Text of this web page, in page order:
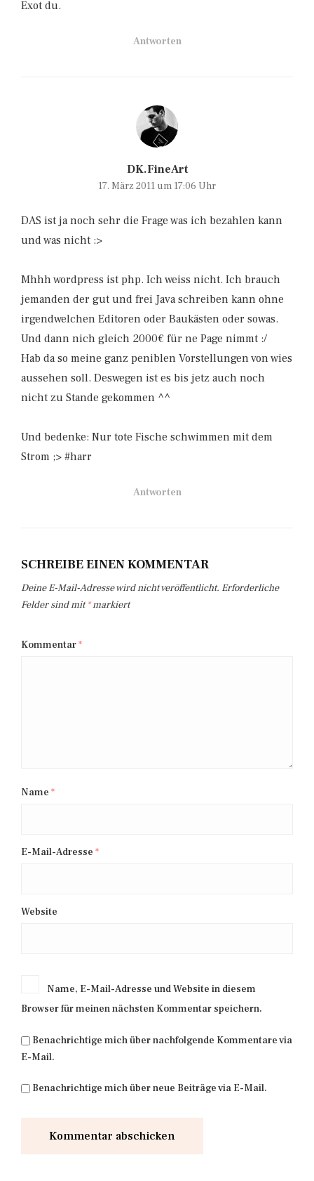
Exot du.
Antworten
DK.FineArt
17. März 2011 um 17:06 Uhr
DAS ist ja noch sehr die Frage was ich bezahlen kann
und was nicht :>
Mhhh wordpress ist php. Ich weiss nicht. Ich brauch
jemanden der gut und frei Java schreiben kann ohne
irgendwelchen Editoren oder Baukästen oder sowas.
Und dann nich gleich 2000€ für ne Page nimmt :/
Hab da so meine ganz peniblen Vorstellungen von wies
aussehen soll. Deswegen ist es bis jetz auch noch
nicht zu Stande gekommen ^^
Und bedenke: Nur tote Fische schwimmen mit dem
Strom ;> #harr
Antworten
SCHREIBE EINEN KOMMENTAR
Deine E-Mail-Adresse wird nicht veröffentlicht. Erforderliche
Felder sind mit*markiert
Kommentar*
Name *
E-Mail-Adresse *
Website
Name, E-Mail-Adresse und Website in diesem
Browser für meinen nächsten Kommentar speichern.
Benachrichtige mich über nachfolgende Kommentare via
E-Mail.
Benachrichtige mich über neue Beiträge via E-Mail.